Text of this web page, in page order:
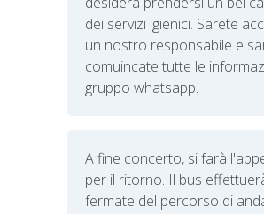
dei servizi igienici. Sarete
un nostro responsabile e
comuincate tutte le
gruppo whatsapp.
A fine concerto, si farà
per il ritorno. Il bus
fermate del percorso di